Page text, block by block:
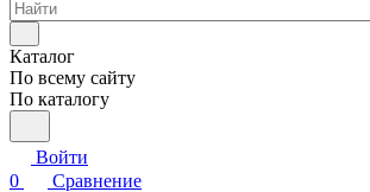
Каталог
По всему сайту
По каталогу
Войти
0
Сравнение